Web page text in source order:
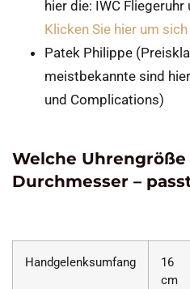
hier die: IWC
Klicken Sie hier um
Patek Philippe
meistbekannte sind
und Complications)
Welche
Durchmesser –
Handgelenksumfang
16
cm